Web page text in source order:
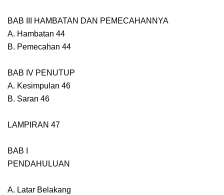
BAB III HAMBATAN DAN PEMECAHANNYA
A. Hambatan 44
B. Pemecahan 44
BAB IV PENUTUP
A. Kesimpulan 46
B. Saran 46
LAMPIRAN 47
BAB I
PENDAHULUAN
A. Latar Belakang